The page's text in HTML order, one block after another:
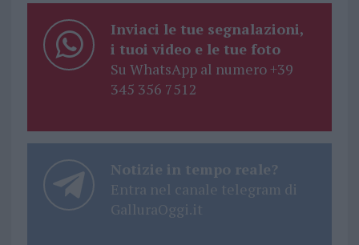
Inviaci le tue segnalazioni,
i tuoi video e le tue foto
Su WhatsApp al numero +39
345 356 7512
Notizie in tempo reale?
Entra nel canale telegram di
GalluraOggi.it